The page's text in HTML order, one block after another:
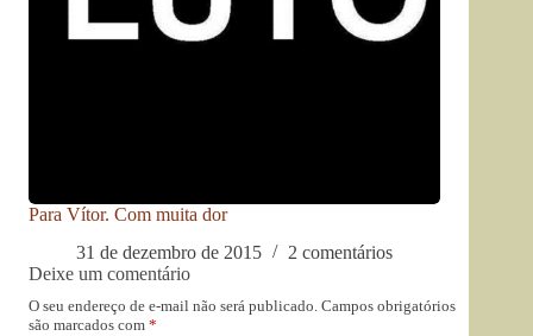
Para Vítor. Com muita dor
31 de dezembro de 2015
2 comentários
Deixe um comentário
O seu endereço de e-mail não será publicado. Campos obrigatórios
são marcados com *